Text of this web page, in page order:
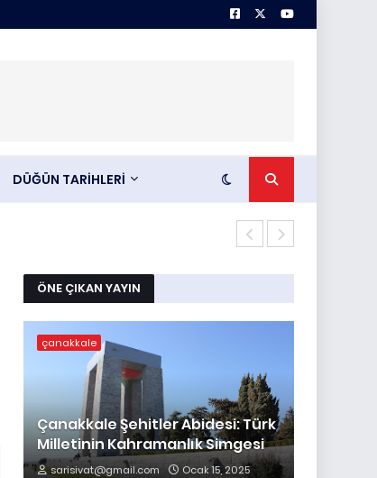
DÜĞÜN TARİHLERİ
ÖNE ÇIKAN YAYIN
çanakkale
Çanakkale Şehitler Abidesi: Türk
Milletinin Kahramanlık Simgesi
sarisivat@gmail.com Ocak 15, 2025